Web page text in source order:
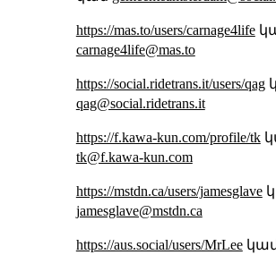
https://mas.to/users/carnage4life
carnage4life@mas.to
https://social.ridetrans.it/users/qag
qag@social.ridetrans.it
https://f.kawa-kun.com/profile/tk
tk@f.kawa-kun.com
https://mstdn.ca/users/jamesglave
jamesglave@mstdn.ca
https://aus.social/users/MrLee